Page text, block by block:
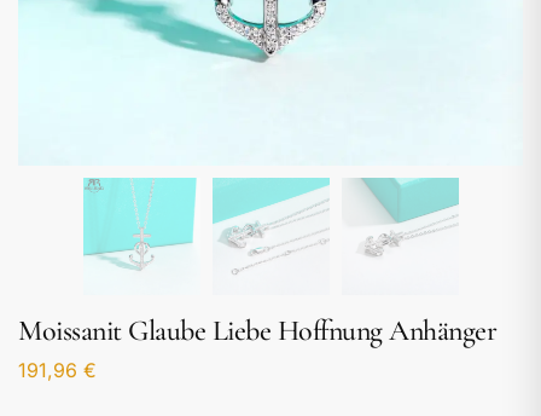
Moissanit Glaube Liebe Hoffnung Anhänger
191,96 €